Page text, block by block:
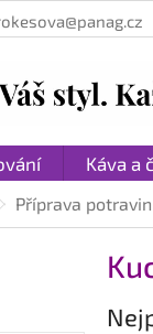
Káva a
Příprava potravin